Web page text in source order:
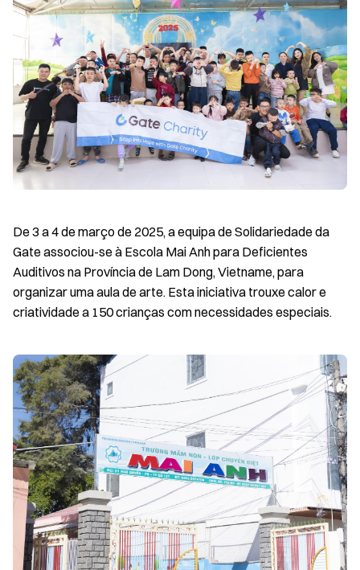
De 3 a 4 de março de 2025, a equipa de Solidariedade da
Gate associou-se à Escola Mai Anh para Deficientes
Auditivos na Província de Lam Dong, Vietname, para
organizar uma aula de arte. Esta iniciativa trouxe calor e
criatividade a 150 crianças com necessidades especiais.